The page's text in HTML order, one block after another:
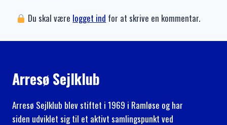
Du skal være logget ind for at skrive en kommentar.
Arresø Sejlklub
Arresø Sejlklub blev stiftet i 1969 i Ramløse og har
siden udviklet sig til et aktivt samlingspunkt ved